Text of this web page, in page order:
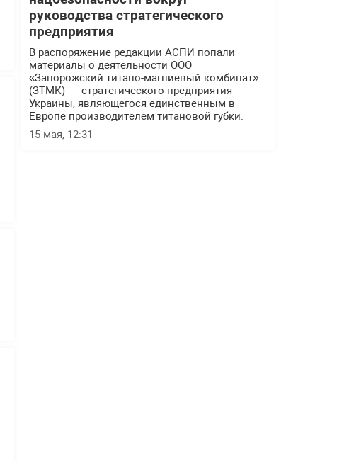
руководства стратегического
предприятия
В распоряжение редакции АСПИ попали
материалы о деятельности ООО
«Запорожский титано-магниевый комбинат»
(ЗТМК) — стратегического предприятия
Украины, являющегося единственным в
Европе производителем титановой губки.
15 мая, 12:31